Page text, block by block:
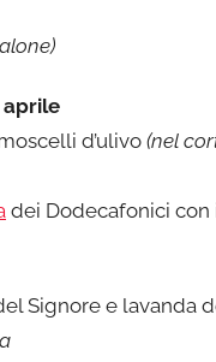
aprile
d’ulivo (nel
dei Dodecafonici con
Signore e lavanda